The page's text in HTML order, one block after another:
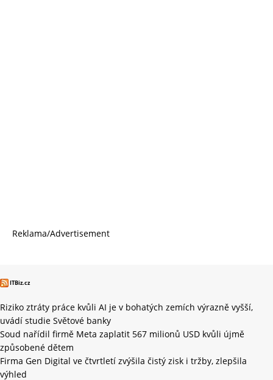
Reklama/Advertisement
ITBiz.cz
Riziko ztráty práce kvůli AI je v bohatých zemích výrazně vyšší,
uvádí studie Světové banky
Soud nařídil firmě Meta zaplatit 567 milionů USD kvůli újmě
způsobené dětem
Firma Gen Digital ve čtvrtletí zvýšila čistý zisk i tržby, zlepšila
výhled